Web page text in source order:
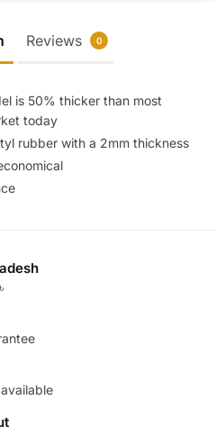
Reviews 0
is 50% thicker than most
today
rubber with a 2mm thickness